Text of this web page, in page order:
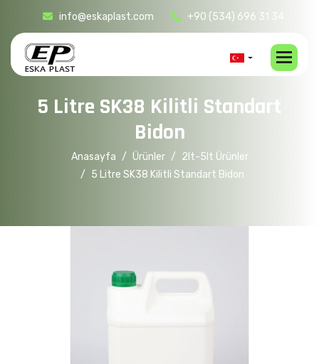
info@eskaplast.com +90 (534) 696 31 34
5 Litre SK38 Kilitli Standar
Bidon
Anasayfa Ürünler
2lt-5lt Ürünler
5 Litre SK38 Kilitli Standart Bidon